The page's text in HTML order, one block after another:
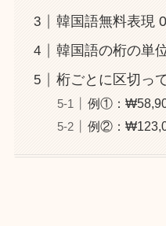
韓国語無料表現
韓国語の桁の単
桁ごとに区切っ
例①：
例②：